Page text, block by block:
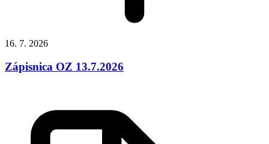
16. 7. 2026
Zápisnica OZ 13.7.2026